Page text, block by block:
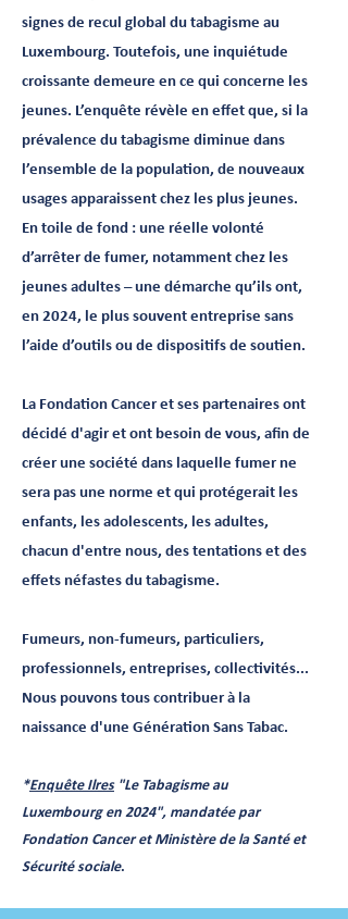
signes de recul global du tabagisme au
Luxembourg. Toutefois, une inquiétude
croissante demeure en ce qui concerne les
jeunes. L’enquête révèle en effet que, si la
prévalence du tabagisme diminue dans
l’ensemble de la population, de nouveaux
usages apparaissent chez les plus jeunes.
En toile de fond : une réelle volonté
d’arrêter de fumer, notamment chez les
jeunes adultes – une démarche qu’ils ont,
en 2024, le plus souvent entreprise sans
l’aide d’outils ou de dispositifs de soutien.
La Fondation Cancer et ses partenaires ont
décidé d'agir et ont besoin de vous, afin de
créer une société dans laquelle fumer ne
sera pas une norme et qui protégerait les
enfants, les adolescents, les adultes,
chacun d'entre nous, des tentations et des
effets néfastes du tabagisme.
Fumeurs, non-fumeurs, particuliers,
professionnels, entreprises, collectivités...
Nous pouvons tous contribuer à la
naissance d'une Génération Sans Tabac.
*Enquête Ilres"Le Tabagisme au
Luxembourg en 2024", mandatée par
Fondation Cancer et Ministère de la Santé et
Sécurité sociale.